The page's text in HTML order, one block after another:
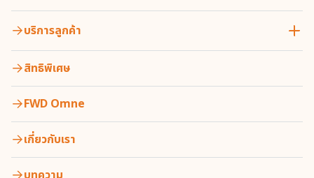
บริการลูกค้า
สิทธิพิเศษ
FWD Omne
เกี่ยวกับเรา